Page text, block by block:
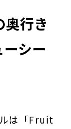
行き
シー
は「Fruit